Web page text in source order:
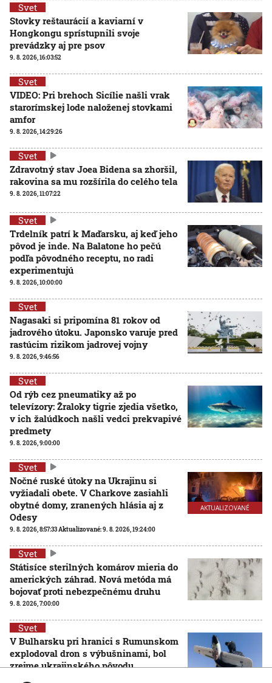
Svet
Stovky reštaurácií a kaviarní v
Hongkongu sprístupnili svoje
prevádzky aj pre psov
9. 8. 2026, 16:03:52
Svet
VIDEO: Pri brehoch Sicílie našli vrak
starorímskej lode naloženej stovkami
amfor
9. 8. 2026, 14:29:26
Svet
Zdravotný stav Joea Bidena sa zhoršil,
rakovina sa mu rozšírila do celého tela
9. 8. 2026, 11:07:22
Svet
Trdelník patrí k Maďarsku, aj keď jeho
pôvod je inde. Na Balatone ho pečú
podľa pôvodného receptu, no radi
experimentujú
9. 8. 2026, 10:00:00
Svet
Nagasaki si pripomína 81 rokov od
jadrového útoku. Japonsko varuje pred
rastúcim rizikom jadrovej vojny
9. 8. 2026, 9:46:56
Svet
Od rýb cez pneumatiky až po
televízory: Žraloky tigrie zjedia všetko,
v ich žalúdkoch našli vedci prekvapivé
predmety
9. 8. 2026, 9:00:00
AKTUALIZOVANÉ
Svet
Nočné ruské útoky na Ukrajinu si
vyžiadali obete. V Charkove zasiahli
obytné domy, zranených hlásia aj z
Odesy
9. 8. 2026, 8:57:33Aktualizované:9. 8. 2026, 19:24:00
Svet
Státisíce sterilných komárov mieria do
amerických záhrad. Nová metóda má
bojovať proti nebezpečnému druhu
9. 8. 2026, 7:00:00
Svet
V Bulharsku pri hranici s Rumunskom
explodoval dron s výbušninami, bol
zrejme ukrajinského pôvodu